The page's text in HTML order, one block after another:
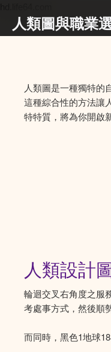
人類圖與職業
人類圖是一種獨特的
這種綜合性的方法讓
特特質，將為你開啟
人類設計
輪迴交叉右角度之服
考處事方式，然後順
而同時，黑色1地球